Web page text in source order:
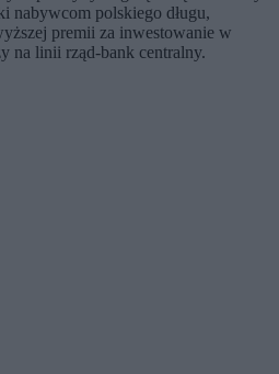
nabywcom polskiego długu,
premii za inwestowanie w
na linii rząd-bank centralny.